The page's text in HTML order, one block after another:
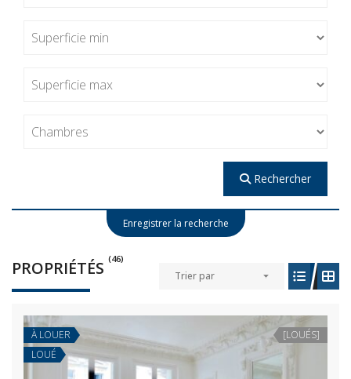
Rechercher
Enregistrer la recherche
PROPRIÉTÉS (46)
Trier par
À LOUER
LOUÉ
[LOUÉS]